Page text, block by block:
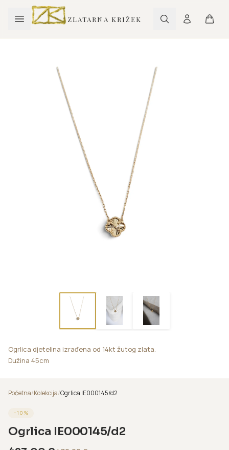
ZLATARNA KRIŽEK
Ogrlica djetelina izrađena od 14kt žutog zlata.
Dužina 45cm
Početna/Kolekcija/Ogrlica IE000145/d2
− 10 %
Ogrlica IE000145/d2